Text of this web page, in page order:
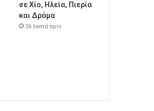
σε Χίο, Ηλεία, Πιερία
και Δράμα
26 λεπτά πρίν